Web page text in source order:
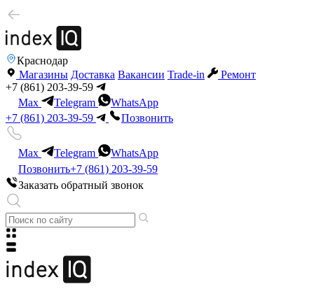
Краснодар
Магазины Доставка Вакансии Trade-in
Ремонт
+7 (861) 203-39-59
Max
Telegram
WhatsApp
+7 (861) 203-39-59
Позвонить
Max Telegram
WhatsApp
Позвонить+7 (861) 203-39-59
Заказать обратный звонок